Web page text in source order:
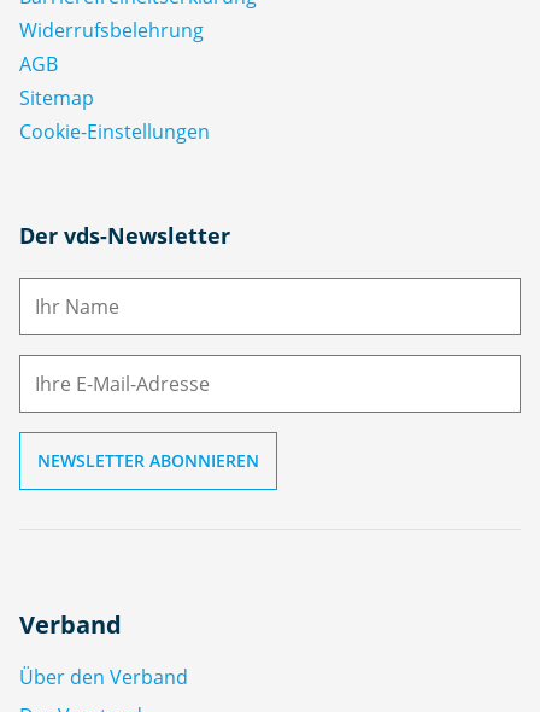
Widerrufsbelehrung
AGB
Sitemap
Cookie-Einstellungen
Der vds-Newsletter
N
M
Verband
Über den Verband